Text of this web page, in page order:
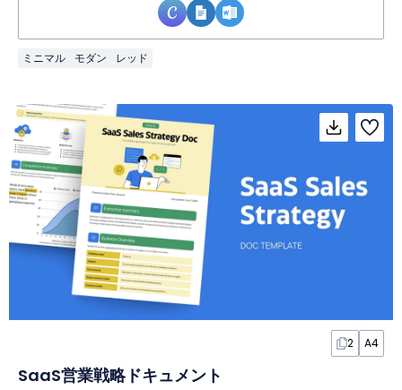
ミニマル モダン レッド
2 A4
SaaS営業戦略ドキュメント